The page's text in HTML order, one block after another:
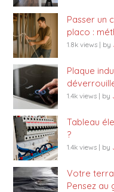
Passer un
placo :
1.8k views | by
Plaque
1.4k views | by
Tableau
?
1.4k views | by
Votre
Pensez au